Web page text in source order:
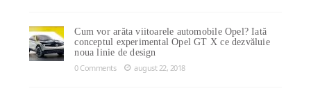
Cum vor arăta viitoarele automobile Opel? Iată
conceptul experimental Opel GT X ce dezvăluie
noua linie de design
0 Comments
august 22, 2018